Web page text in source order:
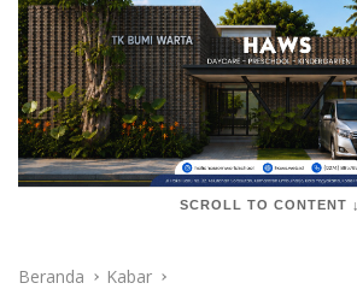
SCROLL TO CONTENT ↓
Beranda Kabar